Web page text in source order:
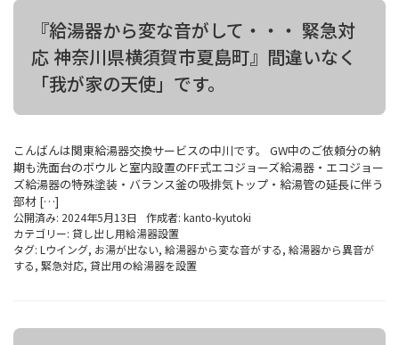
『給湯器から変な音がして・・・ 緊急対
応 神奈川県横須賀市夏島町』間違いなく
「我が家の天使」です。
こんばんは関東給湯器交換サービスの中川です。 GW中のご依頼分の納
期も洗面台のボウルと室内設置のFF式エコジョーズ給湯器・エコジョー
ズ給湯器の特殊塗装・バランス釜の吸排気トップ・給湯管の延長に伴う
部材 […]
公開済み: 2024年5月13日 作成者: kanto-kyutoki
カテゴリー: 貸し出し用給湯器設置
タグ: Lウイング, お湯が出ない, 給湯器から変な音がする, 給湯器から異音が
する, 緊急対応, 貸出用の給湯器を設置